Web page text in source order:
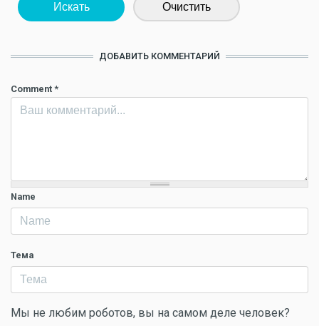
Искать Очистить
ДОБАВИТЬ КОММЕНТАРИЙ
Comment *
Name
Тема
Мы не любим роботов, вы на самом деле человек?